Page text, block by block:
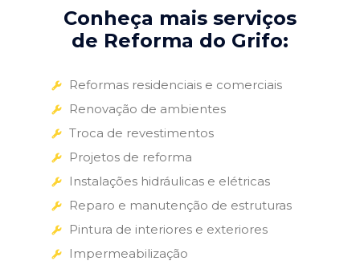
Conheça mais serviços
de Reforma do Grifo:
Reformas residenciais e comerciais
Renovação de ambientes
Troca de revestimentos
Projetos de reforma
Instalações hidráulicas e elétricas
Reparo e manutenção de estruturas
Pintura de interiores e exteriores
Impermeabilização